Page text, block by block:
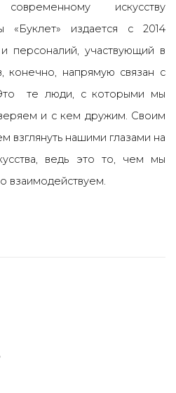
искусству
«Буклет» издается с 2014
персоналий, участвующий в
конечно, напрямую связан с
то те люди, с которыми мы
и с кем дружим. Своим
взглянуть нашими глазами на
ведь это то, чем мы
взаимодействуем.